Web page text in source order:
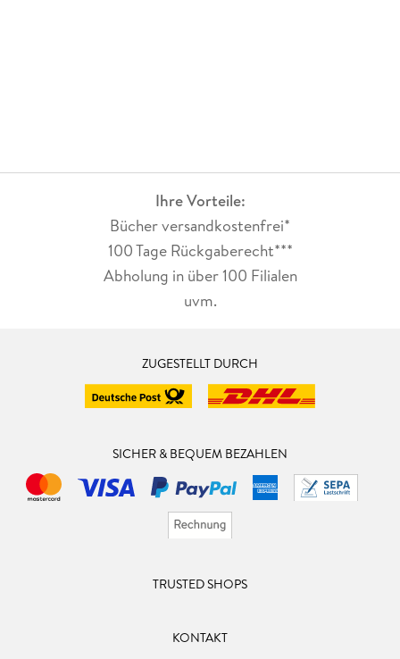
Ihre Vorteile:
Bücher versandkostenfrei*
100 Tage Rückgaberecht***
Abholung in über 100 Filialen
uvm.
ZUGESTELLT DURCH
SICHER & BEQUEM BEZAHLEN
TRUSTED SHOPS
KONTAKT